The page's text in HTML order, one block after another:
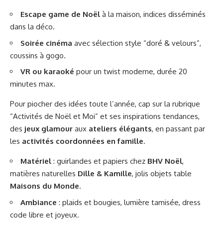
Escape game de Noël à la maison, indices disséminés
dans la déco.
Soirée cinéma avec sélection style “doré & velours”,
coussins à gogo.
VR ou karaoké pour un twist moderne, durée 20
minutes max.
Pour piocher des idées toute l’année, cap sur la rubrique
“Activités de Noël et Moi” et ses inspirations tendances,
des jeux glamour aux ateliers élégants, en passant par
les activités coordonnées en famille.
Matériel : guirlandes et papiers chez BHV Noël,
matières naturelles Dille & Kamille, jolis objets table
Maisons du Monde.
Ambiance : plaids et bougies, lumière tamisée, dress
code libre et joyeux.